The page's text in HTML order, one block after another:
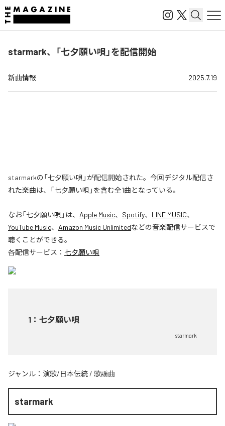
starmark、「七夕願い唄」を配信開始
新曲情報 2025.7.19
starmarkの「七夕願い唄」が配信開始された。今回デジタル配信さ
れた楽曲は、「七夕願い唄」を含む全1曲となっている。
なお「七夕願い唄 」は、 Apple Music、 Spotify、 LINE MUSIC、
YouTube Music、 Amazon Music Unlimitedなどの音楽配信サービスで
聴くことができる。
各配信サービス： 七夕願い唄
1 ： 七夕願い唄
starmark
ジャンル： 演歌/日本伝統 / 歌謡曲
starmark